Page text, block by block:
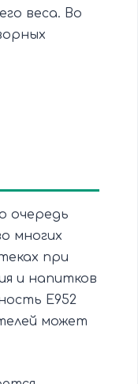
веса. Во
очередь
многих
при
и напитков
Е952
может